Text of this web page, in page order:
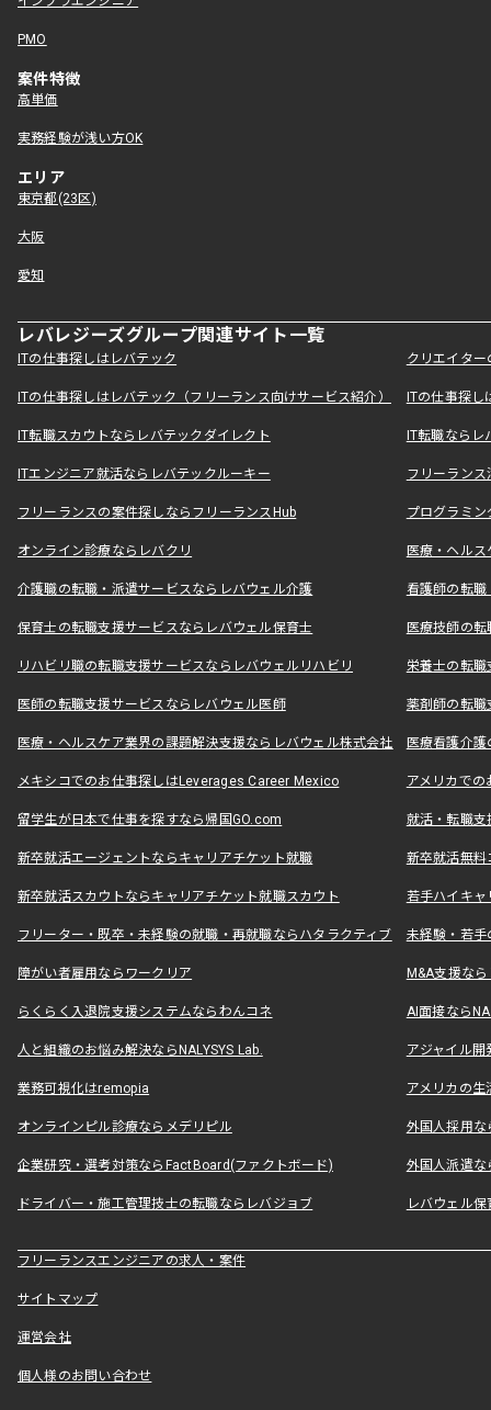
PMO
案件特徴
高単価
実務経験が浅い方OK
エリア
東京都(23区)
大阪
愛知
レバレジーズグループ関連サイト一覧
ITの仕事探しはレバテック クリエイタ
ITの仕事探しはレバテック（フリーランス向けサービス紹介） ITの仕事探
IT転職スカウトならレバテックダイレクト IT転職なら
ITエンジニア就活ならレバテックルーキー フリーラン
フリーランスの案件探しならフリーランスHub プログラミ
オンライン診療ならレバクリ 医療・ヘル
介護職の転職・派遣サービスならレバウェル介護 看護師の転
保育士の転職支援サービスならレバウェル保育士 医療技師の
リハビリ職の転職支援サービスならレバウェルリハビリ 栄養士の転
医師の転職支援サービスならレバウェル医師 薬剤師の転
医療・ヘルスケア業界の課題解決支援ならレバウェル株式会社 医療看護介
メキシコでのお仕事探しはLeverages Career Mexico アメリカで
留学生が日本で仕事を探すなら帰国GO.com 就活・転職
新卒就活エージェントならキャリアチケット就職 新卒就活無料
新卒就活スカウトならキャリアチケット就職スカウト 若手ハイキ
フリーター・既卒・未経験の就職・再就職ならハタラクティブ 未経験・若手
障がい者雇用ならワークリア M&A支援な
らくらく入退院支援システムならわんコネ AI面接なら
人と組織のお悩み解決ならNALYSYS Lab. アジャイル
業務可視化はremopia アメリカの
オンラインピル診療ならメデリピル 外国人採用
企業研究・選考対策ならFactBoard(ファクトボード) 外国人派遣な
ドライバー・施工管理技士の転職ならレバジョブ レバウェル
フリーランスエンジニアの求人・案件
サイトマップ
運営会社
個人様のお問い合わせ